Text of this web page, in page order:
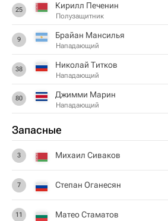
25 Кирилл Печенин
Полузащитник
9 Брайан Мансилья
Нападающий
38 Николай Титков
Нападающий
80 Джимми Марин
Нападающий
Запасные
3 Михаил Сиваков
7 Степан Оганесян
11 Матео Стаматов